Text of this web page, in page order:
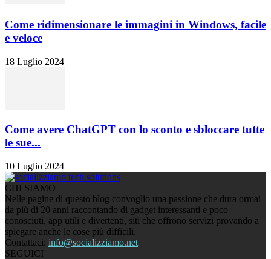
Come ridimensionare le immagini in Windows, facile
e veloce
18 Luglio 2024
Come avere ChatGPT con lo sconto e sbloccare tutte
le sue...
10 Luglio 2024
CHI SIAMO
Nelle pagine di questo blog convoglio una passione che dura ormai
da più di 20 anni raccontando di gadget interessanti e poco
conosciuti, app utili e divertenti, siti che offrono servizi provando a
spiegare anche le cose più difficili.
Contattaci: info@socializziamo.net
SEGUICI